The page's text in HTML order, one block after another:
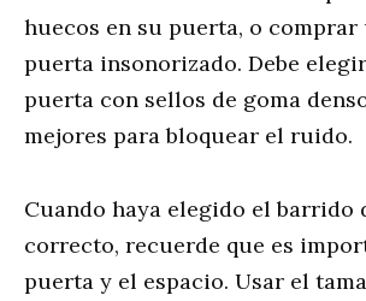
huecos en su puerta, o
puerta insonorizado. Debe
puerta con sellos de goma
mejores para bloquear el ruido.
Cuando haya elegido el barrido
correcto, recuerde que es
puerta y el espacio. Usar el